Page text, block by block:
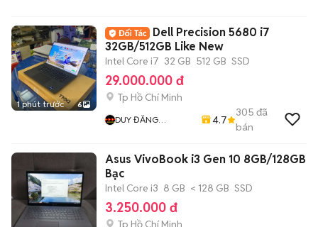
1 phút trước 6
Dell Precision 5680 i7
32GB/512GB Like New
Intel Core i7 32 GB 512 GB SSD
29.000.000 đ
Tp Hồ Chí Minh
DUY ĐĂNG
4.7
305 đã
bán
Asus VivoBook i3 Gen 10 8GB/128GB
Bạc
Intel Core i3 8 GB < 128 GB SSD
3.250.000 đ
Tp Hồ Chí Minh